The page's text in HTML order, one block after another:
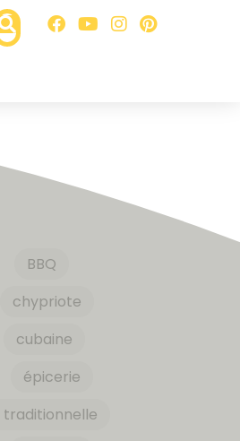
BBQ
chypriote
cubaine
épicerie
traditionnelle